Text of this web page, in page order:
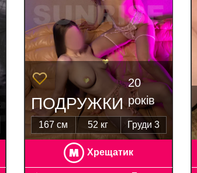
ПОДРУЖКИ
20
років
167 см 52 кг Груди 3
Хрещатик